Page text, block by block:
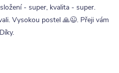
- super, kvalita - super.
Vysokou postel 🙏😉. Přeji vám